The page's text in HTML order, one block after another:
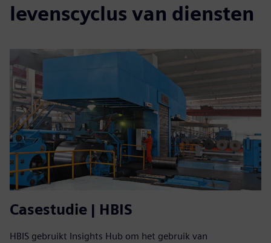
levenscyclus van diensten
Casestudie | HBIS
HBIS gebruikt Insights Hub om het gebruik van